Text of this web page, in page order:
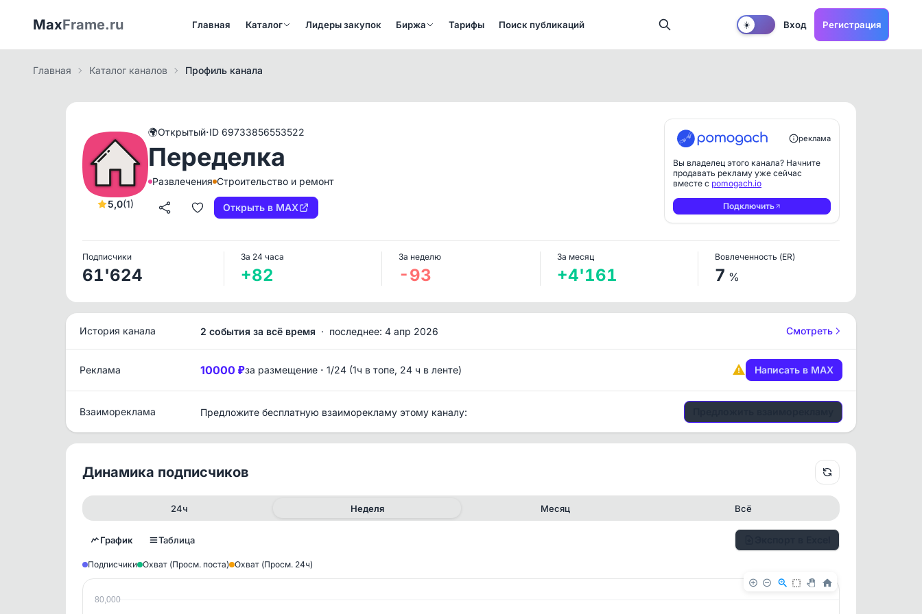
MaxFrame.ru Главная Каталог Лидеры закупок Биржа Тарифы Поиск публикаций ☀️ Вход Регистрация
Главная Каталог каналов Профиль канала
5,0(1)
🌍Открытый·ID 69733856553522
Переделка
Развлечения Строительство и ремонт
Открыть в MAX
реклама
Вы владелец этого канала? Начните
продавать рекламу уже сейчас
вместе с pomogach.io
Подключить
Подписчики
61'624
За 24 часа
+82
За неделю
-93
За месяц
+4'161
Вовлеченность (ER)
7 %
История канала 2 события за всё время · последнее: 4 апр 2026 Смотреть
Реклама 10000 ₽за размещение · 1/24 (1ч в топе, 24 ч в ленте) Написать в MAX
Взаимореклама Предложите бесплатную взаиморекламу этому каналу:
Динамика подписчиков
24ч Неделя Месяц Всё
График Таблица
Подписчики Охват (Просм. поста) Охват (Просм. 24ч)
80,000